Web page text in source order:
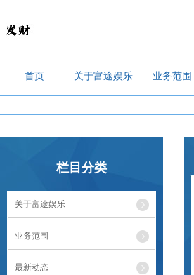
首页 关于富途娱乐 业务范围
栏目分类
关于富途娱乐
业务范围
最新动态